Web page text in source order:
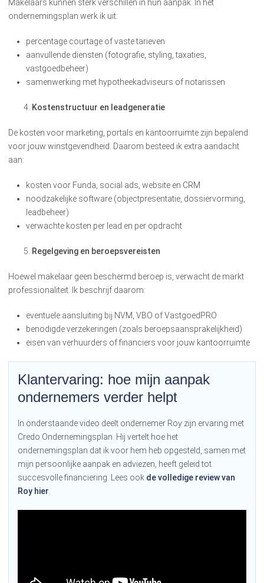
Makelaars kunnen sterk verschillen in hun aanpak. In het
ondernemingsplan werk ik uit:
percentage courtage of vaste tarieven
aanvullende diensten (fotografie, styling, taxaties,
vastgoedbeheer)
samenwerking met hypotheekadviseurs of notarissen
Kostenstructuur en leadgeneratie
De kosten voor marketing, portals en kantoorruimte zijn bepalend
voor jouw winstgevendheid. Daarom besteed ik extra aandacht
aan:
kosten voor Funda, social ads, website en CRM
noodzakelijke software (objectpresentatie, dossiervorming,
leadbeheer)
verwachte kosten per lead en per opdracht
Regelgeving en beroepsvereisten
Hoewel makelaar geen beschermd beroep is, verwacht de markt
professionaliteit. Ik beschrijf daarom:
eventuele aansluiting bij NVM, VBO of VastgoedPRO
benodigde verzekeringen (zoals beroepsaansprakelijkheid)
eisen van verhuurders of financiers voor jouw kantoorruimte
Klantervaring: hoe mijn aanpak
ondernemers verder helpt
In onderstaande video deelt ondernemer Roy zijn ervaring met
Credo Ondernemingsplan. Hij vertelt hoe het
ondernemingsplan dat ik voor hem heb opgesteld, samen met
mijn persoonlijke aanpak en adviezen, heeft geleid tot
succesvolle financiering. Lees ook de volledige review van
Roy hier